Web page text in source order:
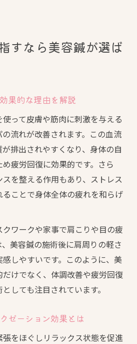
すなら美容鍼が選ば
果的な理由を解説
って皮膚や筋肉に刺激を与える
流れが改善されます。この血流
排出されやすくなり、身体の自
疲労回復に効果的です。さら
を整える作用もあり、ストレス
ことで身体全体の疲れを和らげ
ワークや家事で肩こりや目の疲
美容鍼の施術後に肩周りの軽さ
しやすいです。このように、美
けでなく、体調改善や疲労回復
しても注目されています。
ゼーション効果とは
をほぐしリラックス状態を促進